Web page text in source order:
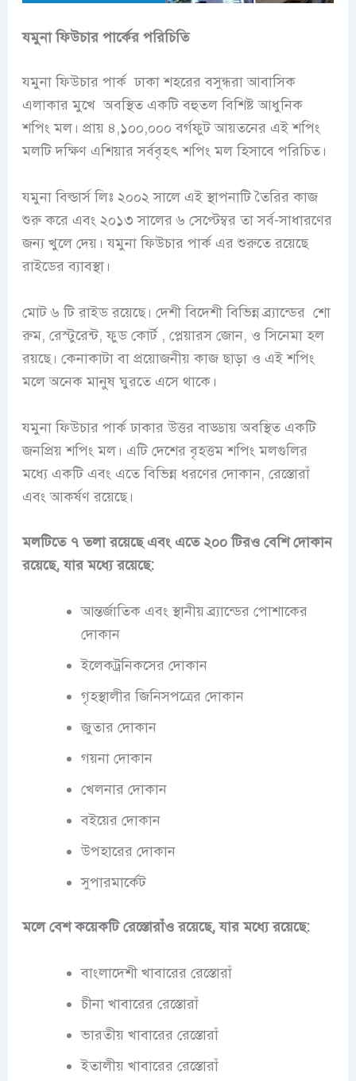
যমুনা ফিউচার পার্কের পরিচিতি
যমুনা ফিউচার পার্ক ঢাকা শহরের বসুন্ধরা আবাসিক
এলাকার মুখে অবস্থিত একটি বহুতল বিশিষ্ট আধুনিক
শপিং মল। প্রায় ৪,১০০,০০০ বর্গফুট আয়তনের এই শপিং
মলটি দক্ষিণ এশিয়ার সর্ববৃহৎ শপিং মল হিসাবে পরিচিত।
যমুনা বিল্ডার্স লিঃ ২০০২ সালে এই স্থাপনাটি তৈরির কাজ
শুরু করে এবং ২০১৩ সালের ৬ সেপ্টেম্বর তা সর্ব-সাধারণের
জন্য খুলে দেয়। যমুনা ফিউচার পার্ক এর শুরুতে রয়েছে
রাইডের ব্যাবস্থা।
মোট ৬ টি রাইড রয়েছে। দেশী বিদেশী বিভিন্ন ব্র্যান্ডের শো
রুম, রেস্টুরেন্ট, ফুড কোর্ট , প্লেয়ারস জোন, ও সিনেমা হল
রয়ছে। কেনাকাটা বা প্রয়োজনীয় কাজ ছাড়া ও এই শপিং
মলে অনেক মানুষ ঘুরতে এসে থাকে।
যমুনা ফিউচার পার্ক ঢাকার উত্তর বাড্ডায় অবস্থিত একটি
জনপ্রিয় শপিং মল। এটি দেশের বৃহত্তম শপিং মলগুলির
মধ্যে একটি এবং এতে বিভিন্ন ধরণের দোকান, রেস্তোরাঁ
এবং আকর্ষণ রয়েছে।
মলটিতে ৭ তলা রয়েছে এবং এতে ২০০ টিরও বেশি দোকান
রয়েছে, যার মধ্যে রয়েছে:
আন্তর্জাতিক এবং স্থানীয় ব্র্যান্ডের পোশাকের
দোকান
ইলেকট্রনিকসের দোকান
গৃহস্থালীর জিনিসপত্রের দোকান
জুতার দোকান
গয়না দোকান
খেলনার দোকান
বইয়ের দোকান
উপহারের দোকান
সুপারমার্কেট
মলে বেশ কয়েকটি রেস্তোরাঁও রয়েছে, যার মধ্যে রয়েছে:
বাংলাদেশী খাবারের রেস্তোরাঁ
চীনা খাবারের রেস্তোরাঁ
ভারতীয় খাবারের রেস্তোরাঁ
ইতালীয় খাবারের রেস্তোরাঁ